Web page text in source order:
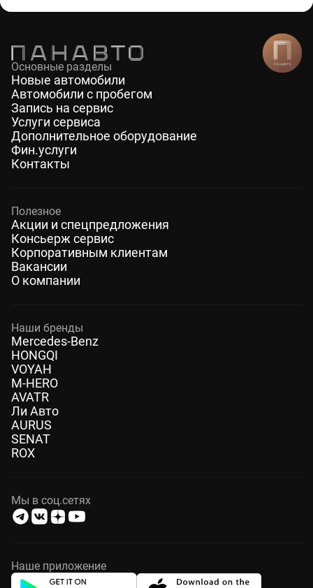
Основные разделы
Новые автомобили
Автомобили с пробегом
Запись на сервис
Услуги сервиса
Дополнительное оборудование
Фин.услуги
Контакты
Полезное
Акции и спецпредложения
Консьерж сервис
Корпоративным клиентам
Вакансии
О компании
Наши бренды
Mercedes-Benz
HONGQI
VOYAH
M-HERO
AVATR
Ли Авто
AURUS
SENAT
ROX
Мы в соц.сетях
Наше приложение